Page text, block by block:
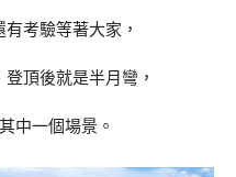
考驗等著大家，
頂後就是半月彎，
中一個場景。